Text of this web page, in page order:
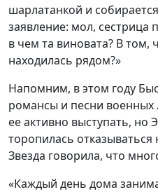
шарлатанкой и
заявление: мол, сестрица
в чем та виновата? В том,
находилась рядом?»
Напомним, в этом году
романсы и песни военных
ее активно выступать, но
торопилась
Звезда говорила, что
«Каждый день дома